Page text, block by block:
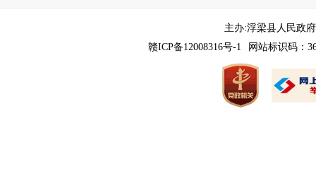
主办:浮梁县人民政
赣ICP备12008316号-1
网站标识码：